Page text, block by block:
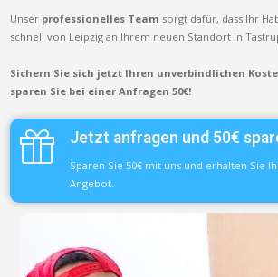
Unser professionelles Team sorgt dafür, dass Ihr
schnell von Leipzig an Ihrem neuen Standort in
Sichern Sie sich jetzt Ihren unverbindlichen
sparen Sie bei einer Anfragen 50€!
Jetzt anfragen und 50€
Sparen Sie 50€ mit uns und erhalten Sie
Angebot.